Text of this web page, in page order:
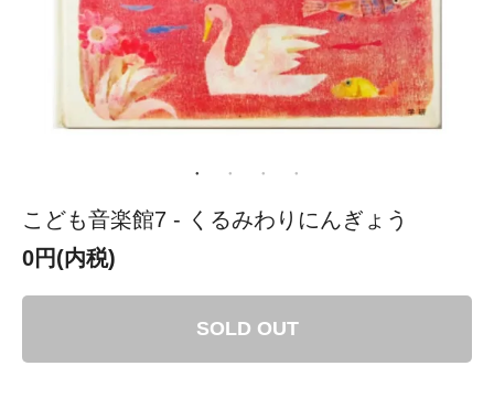
こども音楽館7 - くるみわりにんぎょう
0円(内税)
SOLD OUT